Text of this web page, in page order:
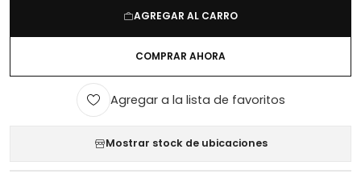
AGREGAR AL CARRO
COMPRAR AHORA
Agregar a la lista de favoritos
Mostrar stock de ubicaciones